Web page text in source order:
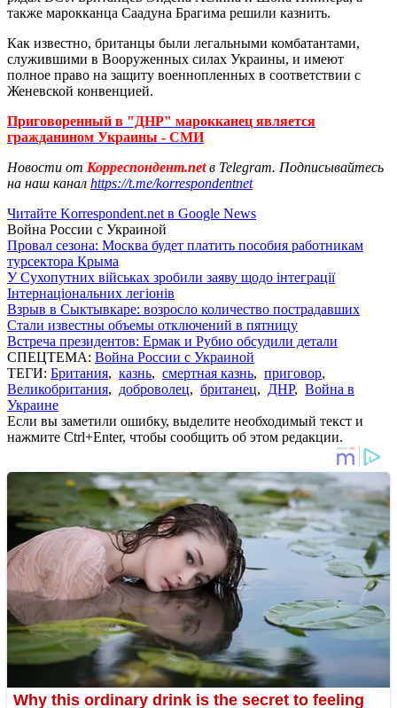
также марокканца Саадуна Брагима решили казнить.
Как известно, британцы были легальными комбатантами,
служившими в Вооруженных силах Украины, и имеют
полное право на защиту военнопленных в соответствии с
Женевской конвенцией.
Приговоренный в "ДНР" марокканец является
гражданином Украины - СМИ
Новости от Корреспондент.netв Telegram. Подписывайтесь
на наш канал https://t.me/korrespondentnet
Читайте Korrespondent.net в Google News
Война России с Украиной
Провал сезона: Москва будет платить пособия работникам
турсектора Крыма
У Сухопутних військах зробили заяву щодо інтеграції
Інтернаціональних легіонів
Взрыв в Сыктывкаре: возросло количество пострадавших
Стали известны объемы отключений в пятницу
Встреча президентов: Ермак и Рубио обсудили детали
СПЕЦТЕМА: Война России с Украиной
ТЕГИ: Британия, казнь, смертная казнь, приговор,
Великобритания, доброволец, британец, ДНР, Война в
Украине
Если вы заметили ошибку, выделите необходимый текст и
нажмите Ctrl+Enter, чтобы сообщить об этом редакции.